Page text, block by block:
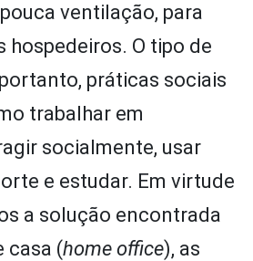
ventilação, para
hospedeiros. O tipo de
práticas sociais
trabalhar em
socialmente, usar
e estudar. Em virtude
a solução encontrada
casa (home office), as